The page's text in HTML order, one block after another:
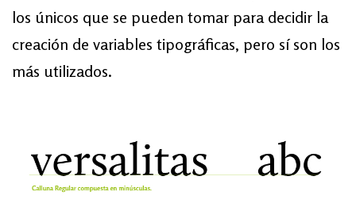
los úni­cos que se pue­den to­mar pa­ra de­ci­dir la
crea­ción de va­ria­bles ti­po­gráficas, pe­ro sí son los
más uti­li­za­dos.